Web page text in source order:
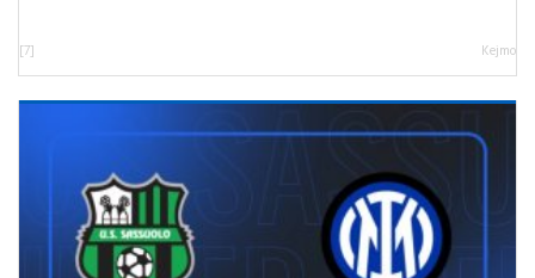
[7] Kejmo